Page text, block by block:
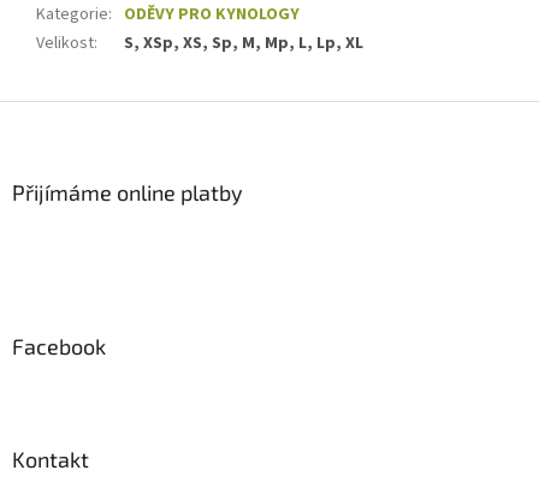
Kategorie: ODĚVY PRO KYNOLOGY
Velikost: S, XSp, XS, Sp, M, Mp, L, Lp, XL
Přijímáme online platby
Facebook
Kontakt